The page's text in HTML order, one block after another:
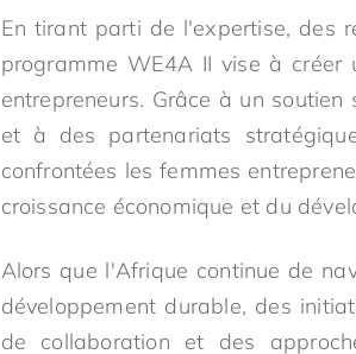
En tirant parti de l'expertise, des
programme WE4A II vise à créer
entrepreneurs. Grâce à un
et à des partenariats
confrontées les femmes
croissance économique et du
Alors que l'Afrique continue de
développement durable, des
de collaboration et des